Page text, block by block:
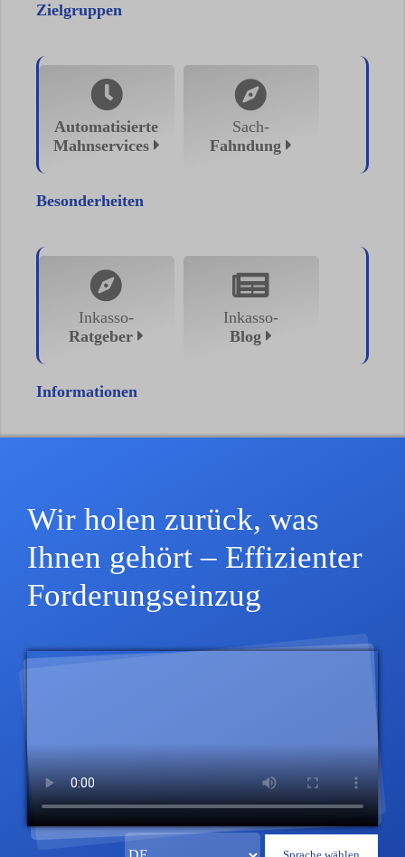
Zielgruppen
Automatisierte
Mahnservices
Sach-
Fahndung
Besonderheiten
Inkasso-
Ratgeber
Inkasso-
Blog
Informationen
Wir holen zurück, was
Ihnen gehört – Effizienter
Forderungseinzug